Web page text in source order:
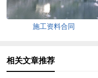
施工资料合同
相关文章推荐